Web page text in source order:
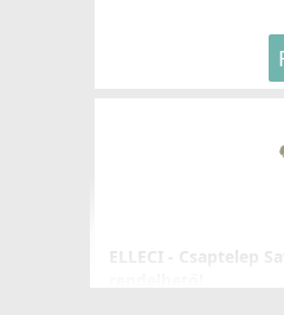
ELLECI - Csaptelep